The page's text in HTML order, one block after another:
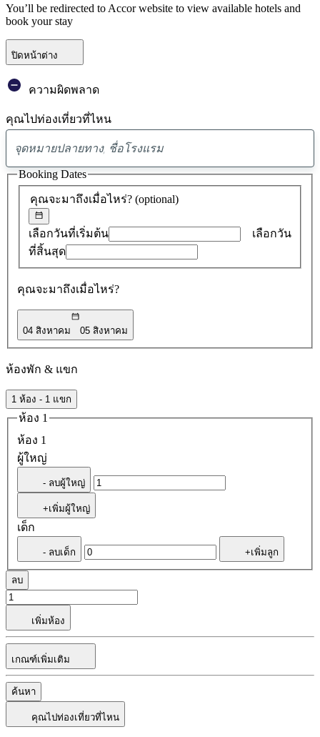
You’ll be redirected to Accor website to view available hotels and
book your stay
ปิดหน้าต่าง
ความผิดพลาด
คุณไปท่องเที่ยวที่ไหน
พบ
ข้อ
เสนอ
0
คุณจะมาถึงเมื่อไหร่? (optional)
เลือกวันที่เริ่มต้น
เลือกวัน
ที่สิ้นสุด
คุณจะมาถึงเมื่อไหร่?
04 สิงหาคม 05 สิงหาคม
Booking Dates
ห้องพัก & แขก
1 ห้อง - 1 แขก
ห้อง 1
ห้อง 1
ผู้ใหญ่
- ลบผู้ใหญ่
+เพิ่มผู้ใหญ่
เด็ก
- ลบเด็ก +เพิ่มลูก
ลบ
เพิ่มห้อง
เกณฑ์เพิ่มเติม
ค้นหา
คุณไปท่องเที่ยวที่ไหน